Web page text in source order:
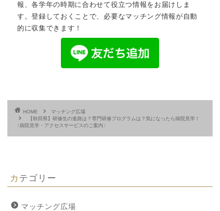
報、各学年の時期に合わせて役立つ情報をお届けしま
す。登録しておくことで、必要なマッチング情報が自動
的に収集できます！
HOME
マッチング広場
【秋田県】研修生の進路は？専門研修プログラムは？気になったら病院見学！
〈病院見学・アクセスサービスのご案内〉
カテゴリー
マッチング広場